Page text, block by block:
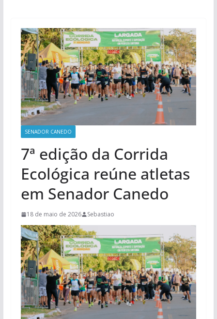
SENADOR CANEDO
7ª edição da Corrida
Ecológica reúne atletas
em Senador Canedo
18 de maio de 2026 Sebastiao